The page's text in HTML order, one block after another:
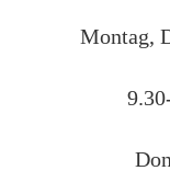
Montag,